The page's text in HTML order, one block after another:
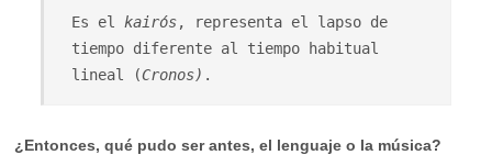
Es el kairós, representa el lapso de
tiempo diferente al tiempo habitual
lineal (Cronos) .
¿Entonces, qué pudo ser antes, el lenguaje o la música?